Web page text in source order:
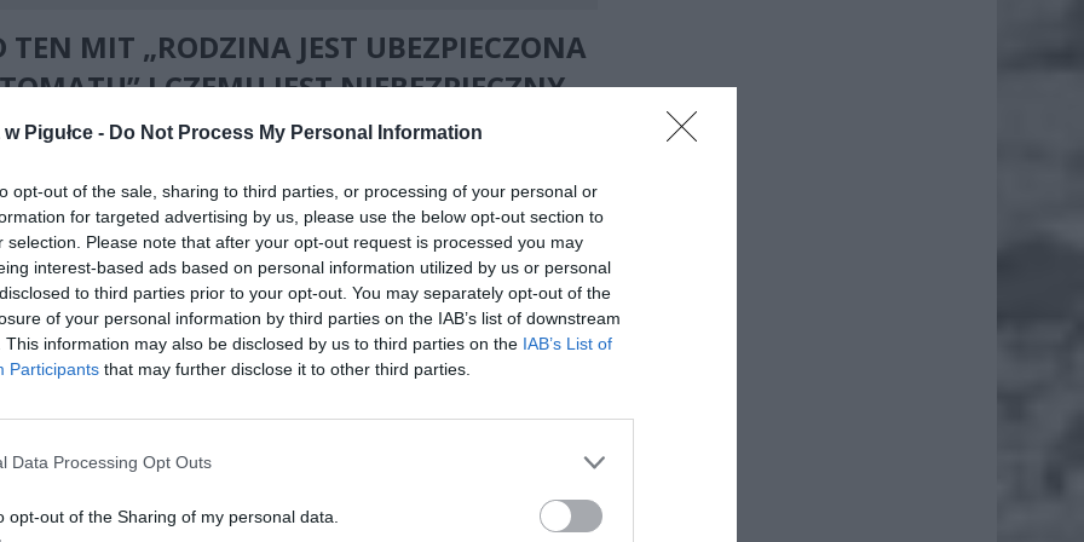
Pigułce - Do Not Process My Personal Information
opt-out of the sale, sharing to third parties, or processing of your personal or
for targeted advertising by us, please use the below opt-out section to
selection. Please note that after your opt-out request is processed you may
interest-based ads based on personal information utilized by us or personal
to third parties prior to your opt-out. You may separately opt-out of the
of your personal information by third parties on the IAB’s list of downstream
This information may also be disclosed by us to third parties on the IAB’s List of
Participants that may further disclose it to other third parties.
Data Processing Opt Outs
opt-out of the Sharing of my personal data.
TEN MIT „RODZINA JEST UBEZPIECZONA
I CZEMU JEST NIEBEZPIECZNY
ad